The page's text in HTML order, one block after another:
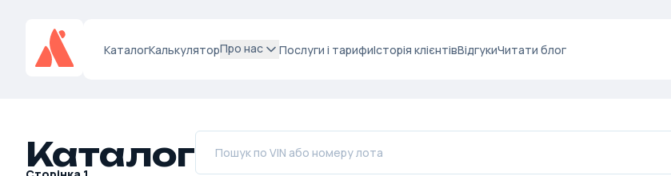
КаталогКалькуляторПро нас Послуги і тарифиІсторія клієнтівВідгукиЧитати блог
Каталог